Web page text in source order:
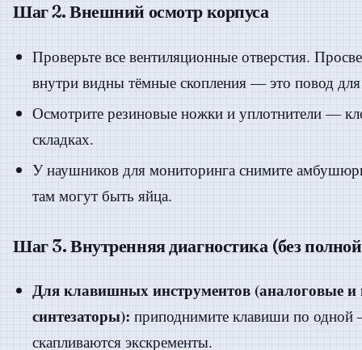
Шаг 2. Внешний осмотр корпуса
Проверьте все вентиляционные отверстия.
внутри видны тёмные скопления — это повод для
Осмотрите резиновые ножки и уплотнители —
складках.
У наушников для мониторинга снимите
там могут быть яйца.
Шаг 3. Внутренняя диагностика (без
Для клавишных инструментов (аналоговые
синтезаторы): приподнимите клавиши по
скапливаются экскременты.